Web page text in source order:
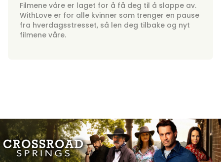
Filmene våre er laget for å få deg til å slappe av.
WithLove er for alle kvinner som trenger en pause
fra hverdagsstresset, så len deg tilbake og nyt
filmene våre.